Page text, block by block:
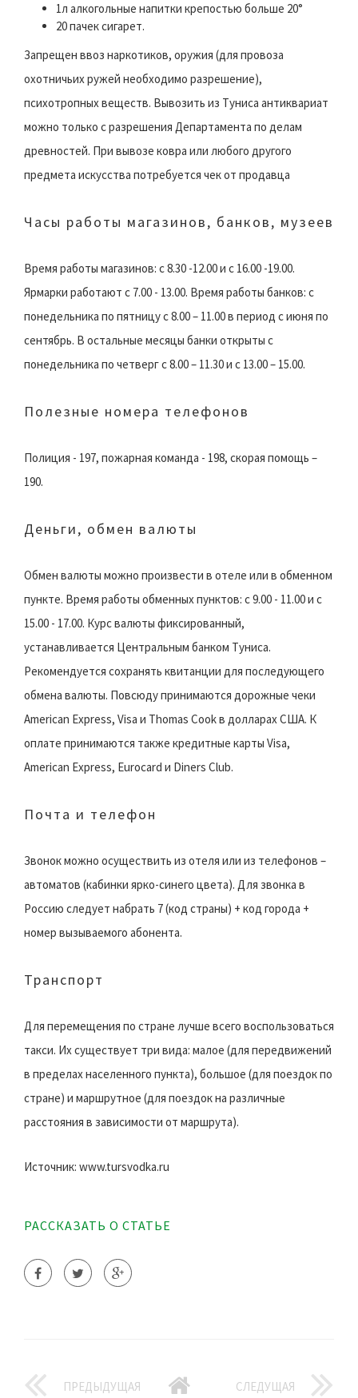
1л алкогольные напитки крепостью больше 20°
20 пачек сигарет.
Запрещен ввоз наркотиков, оружия (для провоза
охотничьих ружей необходимо разрешение),
психотропных веществ. Вывозить из Туниса антиквариат
можно только с разрешения Департамента по делам
древностей. При вывозе ковра или любого другого
предмета искусства потребуется чек от продавца
Часы работы магазинов, банков, музеев
Время работы магазинов: с 8.30 -12.00 и с 16.00 -19.00.
Ярмарки работают с 7.00 - 13.00. Время работы банков: с
понедельника по пятницу с 8.00 – 11.00 в период с июня по
сентябрь. В остальные месяцы банки открыты с
понедельника по четверг с 8.00 – 11.30 и с 13.00 – 15.00.
Полезные номера телефонов
Полиция - 197, пожарная команда - 198, скорая помощь –
190.
Деньги, обмен валюты
Обмен валюты можно произвести в отеле или в обменном
пункте. Время работы обменных пунктов: с 9.00 - 11.00 и с
15.00 - 17.00. Курс валюты фиксированный,
устанавливается Центральным банком Туниса.
Рекомендуется сохранять квитанции для последующего
обмена валюты. Повсюду принимаются дорожные чеки
American Express, Visa и Thomas Cook в долларах США. К
оплате принимаются также кредитные карты Visa,
American Express, Eurocard и Diners Club.
Почта и телефон
Звонок можно осуществить из отеля или из телефонов –
автоматов (кабинки ярко-синего цвета). Для звонка в
Россию следует набрать 7 (код страны) + код города +
номер вызываемого абонента.
Транспорт
Для перемещения по стране лучше всего воспользоваться
такси. Их существует три вида: малое (для передвижений
в пределах населенного пункта), большое (для поездок по
стране) и маршрутное (для поездок на различные
расстояния в зависимости от маршрута).
Источник: www.tursvodka.ru
РАССКАЗАТЬ О СТАТЬЕ
ПРЕДЫДУЩАЯ СЛЕДУЩАЯ